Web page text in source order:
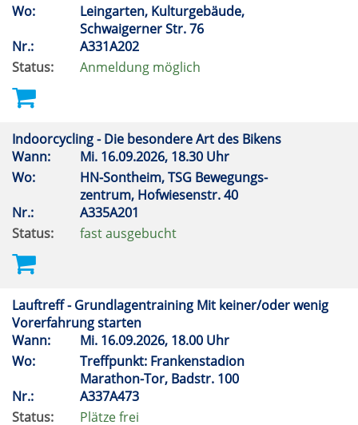
Wo:
Leingarten, Kulturgebäude,
Schwaigerner Str. 76
Nr.:
A331A202
Status:
Anmeldung möglich
Indoorcycling - Die besondere Art des Bikens
Wann:
Mi. 16.09.2026, 18.30 Uhr
Wo:
HN-Sontheim, TSG Bewegungs-
zentrum, Hofwiesenstr. 40
Nr.:
A335A201
Status:
fast ausgebucht
Lauftreff - Grundlagentraining Mit keiner/oder wenig
Vorerfahrung starten
Wann:
Mi. 16.09.2026, 18.00 Uhr
Wo:
Treffpunkt: Frankenstadion
Marathon-Tor, Badstr. 100
Nr.:
A337A473
Status:
Plätze frei